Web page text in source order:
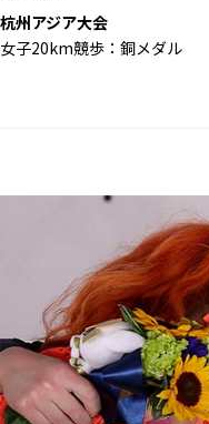
杭州アジア大会
女子20km競歩：銅メダル